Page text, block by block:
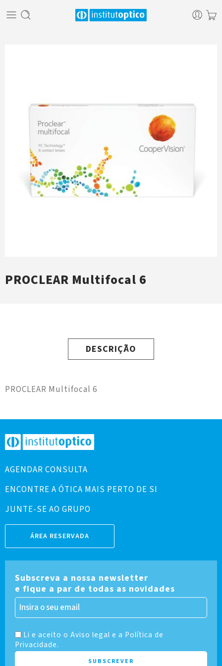
PROCLEAR Multifocal 6
DESCRIÇÃO
PROCLEAR Multifocal 6
AGENDAR CONSULTA
ENCONTRE A ÓTICA MAIS PERTO DE SI
JUNTE-SE AO GRUPO
ÁREA RESERVADA
Subscreva a nossa newsletter
e fique a par de todas as novidades
Li e aceito o Aviso legal e a Política de
Privacidade.